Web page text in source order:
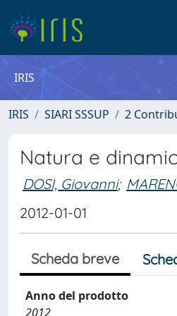
IRIS
IRIS SIARI SSSUP 2
Natura e
DOSI, Giovanni;
2012-01-01
Scheda breve
Anno del prodotto
2012